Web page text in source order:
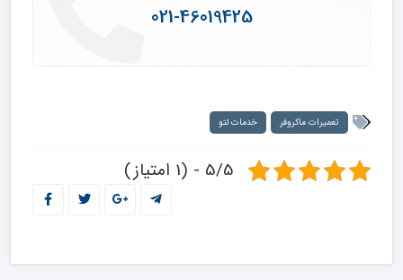
021-46019425
تعمیرات ماکروفر خدمات لتو
5/5 - (1 امتیاز)